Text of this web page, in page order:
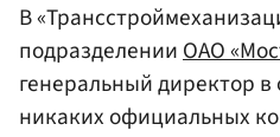
В
подразделенииОАО
генеральный директор в
никаких официальных